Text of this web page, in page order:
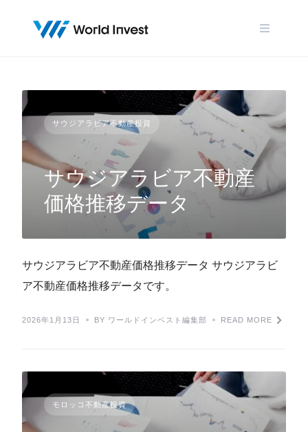
サウジアラビア不動産投資
サウジアラビア不動産
価格推移データ
サウジアラビア不動産価格推移データ サウジアラビ
ア不動産価格推移データです。
2026年1月13日 BY ワールドインベスト編集部 READ MORE
モロッコ不動産投資